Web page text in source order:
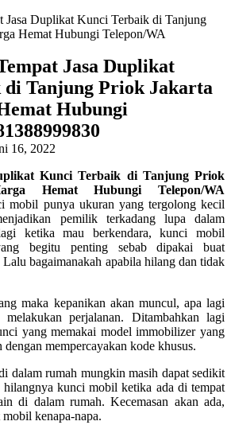
Jasa Duplikat
Tanjung Priok Jakarta
Hubungi
16, 2022
Kunci Terbaik di Tanjung Priok
Hemat Hubungi Telepon/WA
mobil punya ukuran yang tergolong kecil
pemilik terkadang lupa dalam
ketika mau berkendara, kunci mobil
begitu penting sebab dipakai buat
Lalu bagaimanakah apabila hilang dan tidak
maka kepanikan akan muncul, apa lagi
perjalanan. Ditambahkan lagi
yang memakai model immobilizer yang
dengan mempercayakan kode khusus.
dalam rumah mungkin masih dapat sedikit
hilangnya kunci mobil ketika ada di tempat
di dalam rumah. Kecemasan akan ada,
kenapa-napa.